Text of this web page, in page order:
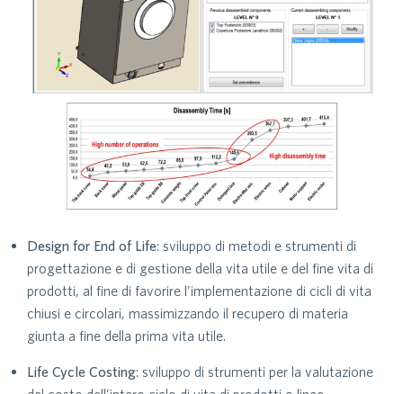
Design for End of Life: sviluppo di metodi e strumenti di
progettazione e di gestione della vita utile e del fine vita di
prodotti, al fine di favorire l’implementazione di cicli di vita
chiusi e circolari, massimizzando il recupero di materia
giunta a fine della prima vita utile.
Life Cycle Costing: sviluppo di strumenti per la valutazione